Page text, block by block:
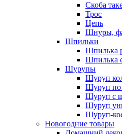
Скоба
Трос
Цепь
Шнуры,
Шпильки
Шпилька
Шпилька
Шурупы
Шуруп
Шуруп по
Шуруп с
Шуруп
Шуруп-
Новогодние товары